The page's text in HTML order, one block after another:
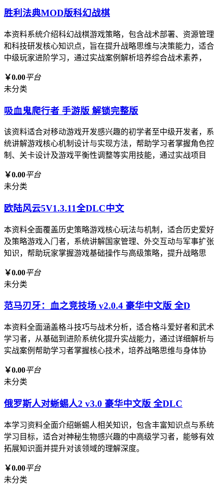
胜利法典MOD版科幻战棋
本资料系统介绍科幻战棋游戏策略，包含战术部署、资源管理
和科技研发核心知识点，旨在提升战略思维与决策能力，适合
中级玩家进阶学习，通过实战案例解析培养综合战术素养，
￥0.00平台
未分类
吸血鬼爬行者 手游版 解锁完整版
该资料适合对移动游戏开发感兴趣的初学者至中级开发者，系
统讲解游戏核心机制设计与实现方法，帮助学习者掌握角色控
制、关卡设计及游戏平衡性调整等实用技能，通过实战项目
￥0.00平台
未分类
欧陆风云5V1.3.11全DLC中文
本资料全面覆盖历史策略游戏核心玩法与机制，适合历史爱好
及策略游戏入门者，系统讲解国家管理、外交互动与军事扩张
知识，帮助玩家掌握游戏基础操作与高级策略，提升战略思
￥0.00平台
未分类
范马刃牙：血之竞技场 v2.0.4 豪华中文版 全D
本资料全面涵盖格斗技巧与战术分析，适合格斗爱好者和武术
学习者，从基础到进阶系统化提升实战能力，通过详细解析与
实战案例帮助学习者掌握核心技术，培养战略思维与身体协
￥0.00平台
未分类
俄罗斯人对蜥蜴人2 v3.0 豪华中文版 全DLC
本学习资料全面介绍蜥蜴人相关知识，包含丰富知识点与系统
学习目标，适合对神秘生物感兴趣的中高级学习者，能够有效
拓展知识面并提升对该领域的理解深度。
￥0.00平台
未分类